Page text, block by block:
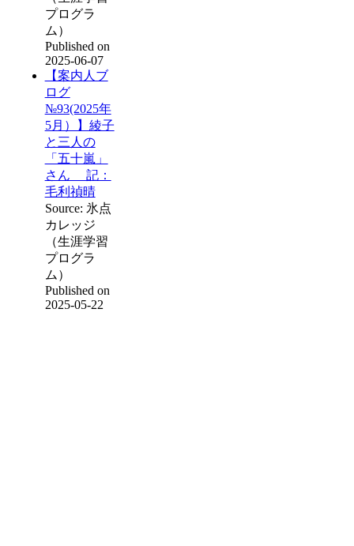
プログラ
ム）
Published on
2025-06-07
【案内人ブ
ログ
№93(2025年
5月）】綾子
と三人の
「五十嵐」
さん 記：
毛利禎晴
Source: 氷点
カレッジ
（生涯学習
プログラ
ム）
Published on
2025-05-22